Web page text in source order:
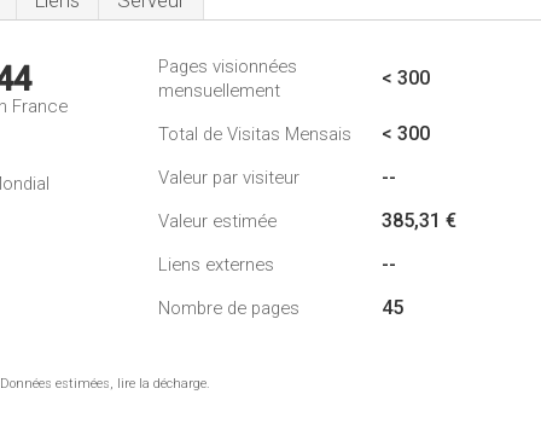
France
Pages visionnées
mensuellement
< 300
Total de Visitas Mensais < 300
Valeur par visiteur --
Valeur estimée 385,31 €
Liens externes --
Nombre de pages 45
estimées, lire la décharge.